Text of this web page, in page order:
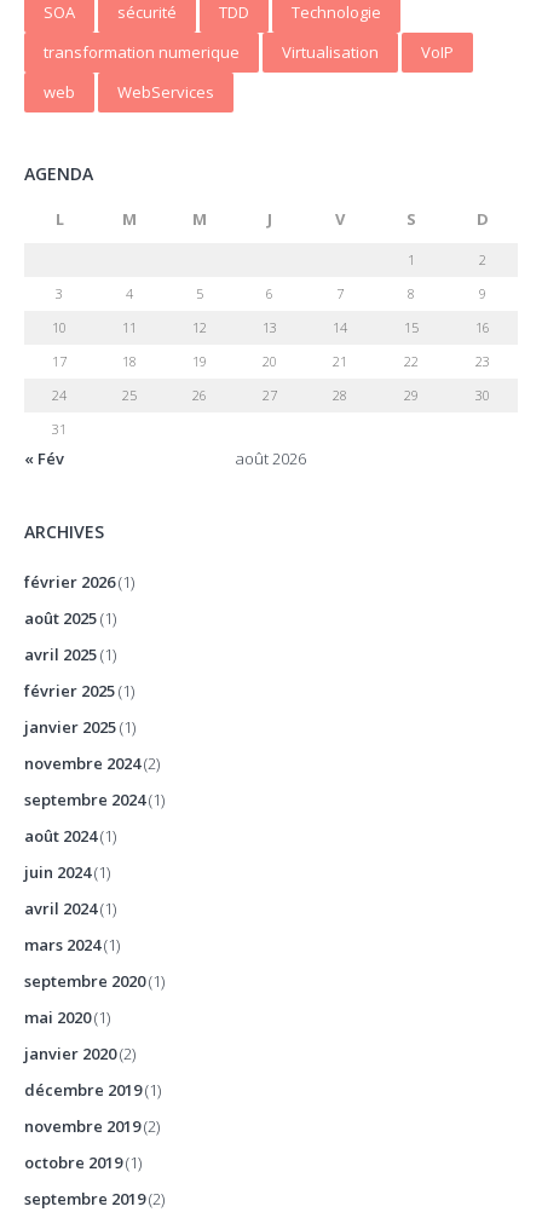
SOA
sécurité TDD
Technologie
transformation numerique
Virtualisation
VoIP
web
WebServices
AGENDA
août 2026
L M M J V S D
1
2
3
4 5 6 7 8
9
10
11 12 13 14 15
16
17
18 19 20 21 22
23
24
25 26 27 28 29
30
31
« Fév
ARCHIVES
février 2026(1)
août 2025(1)
avril 2025(1)
février 2025(1)
janvier 2025(1)
novembre 2024(2)
septembre 2024(1)
août 2024(1)
juin 2024(1)
avril 2024(1)
mars 2024(1)
septembre 2020(1)
mai 2020(1)
janvier 2020(2)
décembre 2019(1)
novembre 2019(2)
octobre 2019(1)
septembre 2019(2)